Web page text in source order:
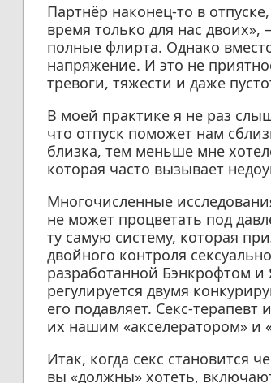
Партнёр наконец-то в
время только для нас
полные флирта. Однако
напряжение. И это не
тревоги, тяжести и даже
В моей практике я не раз
что отпуск поможет нам
близка, тем меньше мне
которая часто вызывает
Многочисленные
не может процветать под
ту самую систему, которая
двойного контроля
разработанной Бэнкрофтом и
регулируется двумя
его подавляет. Секс-
их нашим «акселератором» и
Итак, когда секс становится
вы «должны» хотеть,